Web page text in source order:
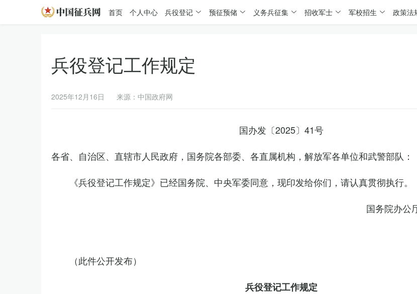
首页 个人中心 兵役登记 预征预储 义务兵征集 招收军士 军校招生 政策法
兵役登记工作规定
2025年12月16日 来源：中国政府网
国办发〔2025〕41号
各省、自治区、直辖市人民政府，国务院各部委、各直属机构，解放军各单位和武警部队：
《兵役登记工作规定》已经国务院、中央军委同意，现印发给你们，请认真贯彻执行。
国务院办
（此件公开发布）
兵役登记工作规定